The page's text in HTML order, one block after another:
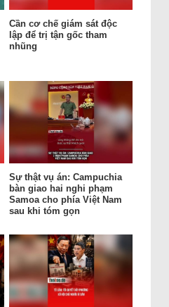
Cần cơ chế giám sát độc
lập để trị tận gốc tham
nhũng
Sự thật vụ án: Campuchia
bàn giao hai nghi phạm
Samoa cho phía Việt Nam
sau khi tóm gọn